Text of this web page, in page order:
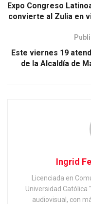
Expo Congreso
convierte al Zulia en
Este viernes 19
de la Alcaldía de
Ingrid
Licenciada en
Universidad Católica
audiovisual, con